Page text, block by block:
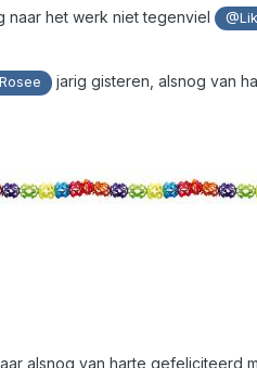
naar het werk niet tegenviel
jarig gisteren, alsnog van
alsnog van harte gefeliciteerd